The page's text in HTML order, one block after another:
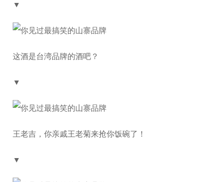
▼
这酒是台湾品牌的酒吧？
▼
王老吉，你亲戚王老菊来抢你饭碗了！
▼